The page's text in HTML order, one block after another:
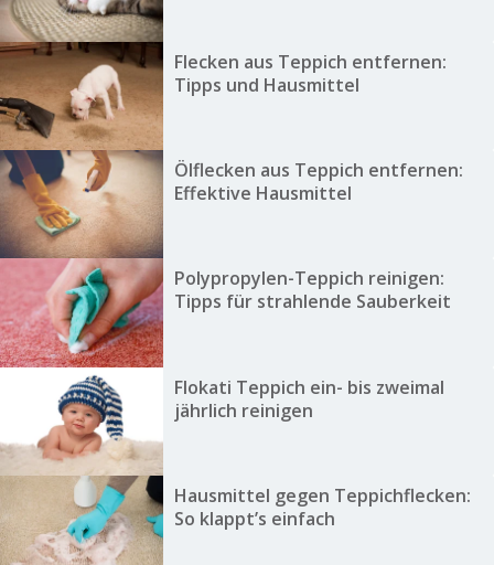
Flecken aus Teppich entfernen:
Tipps und Hausmittel
Ölflecken aus Teppich entfernen:
Effektive Hausmittel
Polypropylen-Teppich reinigen:
Tipps für strahlende Sauberkeit
Flokati Teppich ein- bis zweimal
jährlich reinigen
Hausmittel gegen Teppichflecken:
So klappt’s einfach